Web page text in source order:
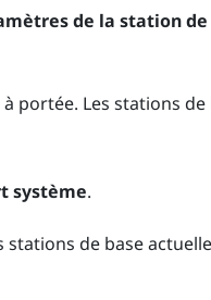
de la station de
portée. Les stations de
système.
stations de base